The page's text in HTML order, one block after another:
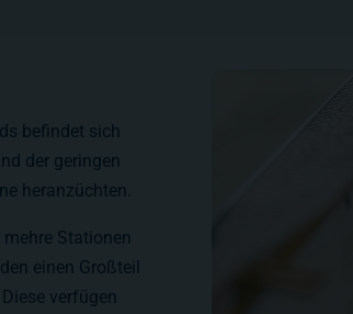
befindet sich
der geringen
heranzüchten.
Stationen
einen Großteil
verfügen